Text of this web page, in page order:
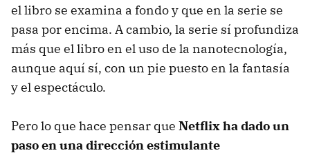
el libro se examina a fondo y que en la serie se
pasa por encima. A cambio, la serie sí profundiza
más que el libro en el uso de la nanotecnología,
aunque aquí sí, con un pie puesto en la fantasía
y el espectáculo.
Pero lo que hace pensar que Netflix ha dado un
paso en una dirección estimulante